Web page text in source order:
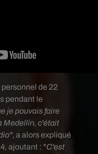
de 22
pendant le
je pouvais faire
Medellín, c'était
, a alors expliqué
ajoutant : "C'est